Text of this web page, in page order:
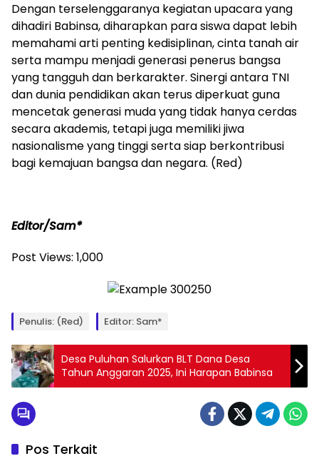
Dengan terselenggaranya kegiatan upacara yang
dihadiri Babinsa, diharapkan para siswa dapat lebih
memahami arti penting kedisiplinan, cinta tanah air
serta mampu menjadi generasi penerus bangsa
yang tangguh dan berkarakter. Sinergi antara TNI
dan dunia pendidikan akan terus diperkuat guna
mencetak generasi muda yang tidak hanya cerdas
secara akademis, tetapi juga memiliki jiwa
nasionalisme yang tinggi serta siap berkontribusi
bagi kemajuan bangsa dan negara. (Red)
Editor/Sam*
Post Views: 1,000
Penulis: (Red) Editor: Sam*
Desa Puluhan Salurkan BLT Dana Desa
Tahun Anggaran 2025, Ini Harapan Babinsa
Pos Terkait